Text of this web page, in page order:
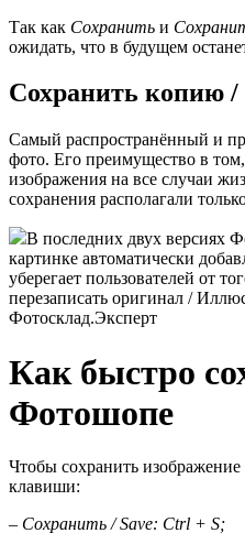
Так как Сохранить и
ожидать, что в будущем
Сохранить копию /
Самый распространённый и
фото. Его преимущество в
изображения на все случаи
сохранения располагали
В последних двух версиях
картинке автоматически
уберегает пользователей от
перезаписать оригинал /
Фотосклад.Эксперт
Как быстро
Фотошопе
Чтобы сохранить
клавиши:
– Сохранить / Save: Ctrl + S;